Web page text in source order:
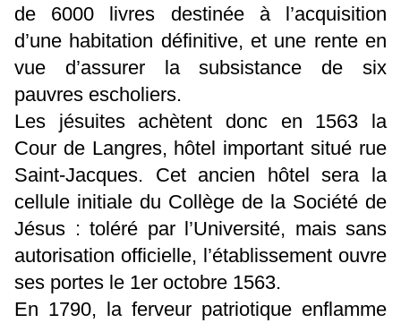
de 6000 livres destinée à l’acquisition
d’une habitation définitive, et une rente en
vue d’assurer la subsistance de six
pauvres escholiers.
Les jésuites achètent donc en 1563 la
Cour de Langres, hôtel important situé rue
Saint-Jacques. Cet ancien hôtel sera la
cellule initiale du Collège de la Société de
Jésus : toléré par l’Université, mais sans
autorisation officielle, l’établissement ouvre
ses portes le 1er octobre 1563.
En 1790, la ferveur patriotique enflamme